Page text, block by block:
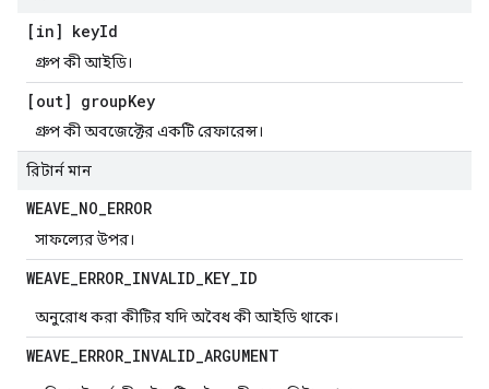
[in] keyId
গ্রুপ কী আইডি।
[out] groupKey
গ্রুপ কী অবজেক্টের একটি রেফারেন্স।
রিটার্ন মান
WEAVE_NO_ERROR
সাফল্যের উপর।
WEAVE_ERROR_INVALID_KEY_ID
অনুরোধ করা কীটির যদি অবৈধ কী আইডি থাকে।
WEAVE_ERROR_INVALID_ARGUMENT